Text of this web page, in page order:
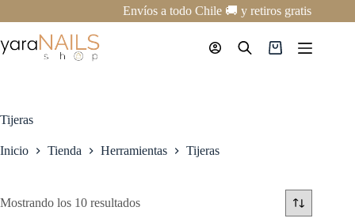
al
contenido
Envíos a todo Chile 🚚 y retiros gratis en
Carro
Tijeras
Inicio Tienda Herramientas Tijeras
Mostrando los 10 resultados